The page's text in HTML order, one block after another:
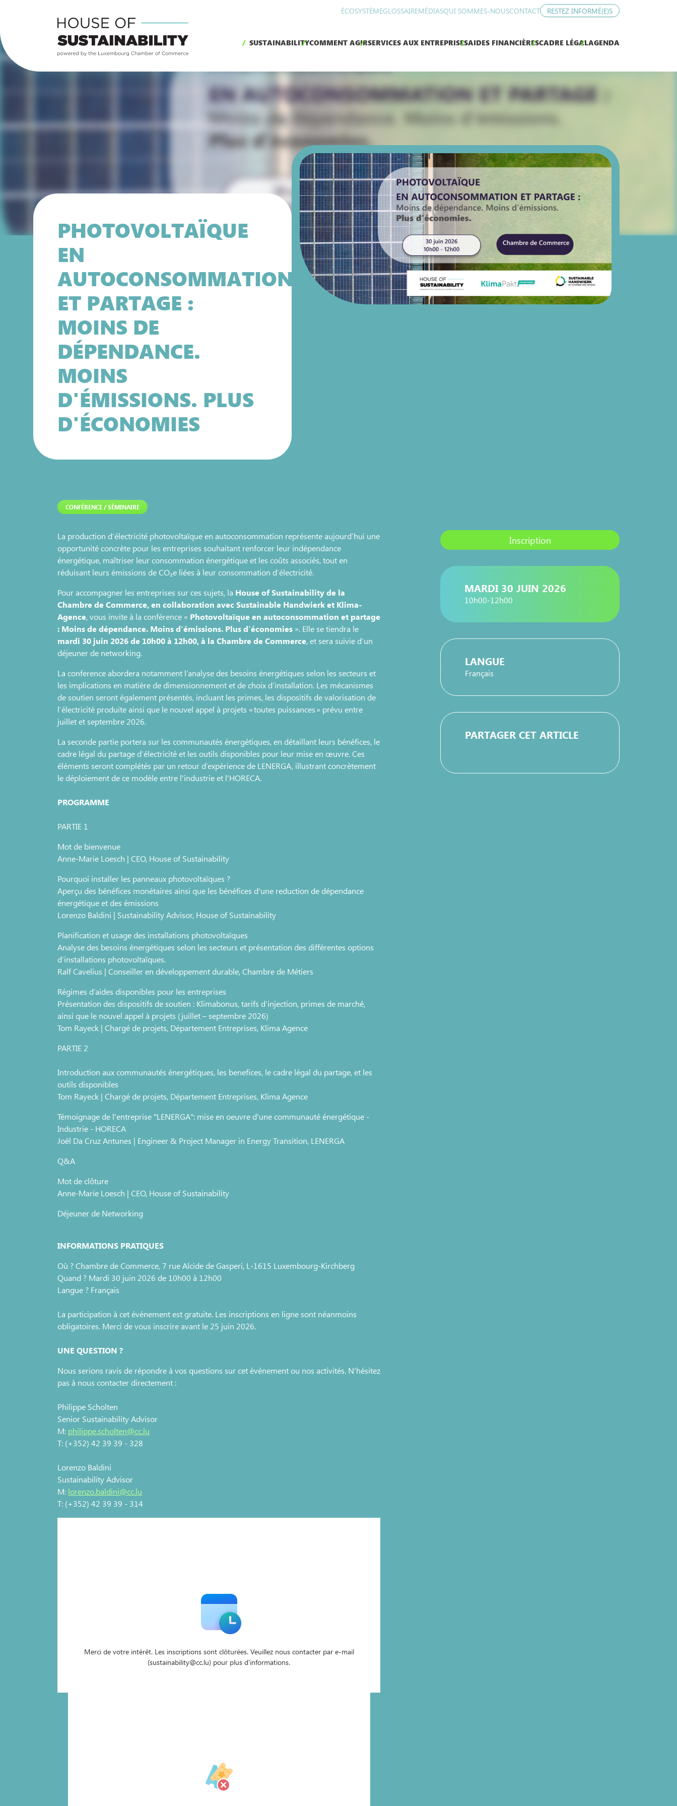
ÉCOSYSTÈMEGLOSSAIREMÉDIASQUI SOMMES-NOUSCONTACT RESTEZ INFORMÉ(E)S
SUSTAINABILITYCOMMENT AGIRSERVICES AUX ENTREPRISESAIDES FINANCIÈRESCADRE LÉGALAGENDA
PHOTOVOLTAÏQUE
EN
AUTOCONSOMMATION
ET PARTAGE :
MOINS DE
DÉPENDANCE.
MOINS
D'ÉMISSIONS. PLUS
D'ÉCONOMIES
CONFÉRENCE / SÉMINAIRE
La production d’électricité photovoltaïque en autoconsommation représente aujourd’hui une
opportunité concrète pour les entreprises souhaitant renforcer leur indépendance
énergétique, maîtriser leur consommation énergétique et les coûts associés, tout en
réduisant leurs émissions de CO₂e liées à leur consommation d’électricité.
Pour accompagner les entreprises sur ces sujets, la House of Sustainability de la
Chambre de Commerce, en collaboration avec Sustainable Handwierk et Klima-
Agence, vous invite à la conférence « Photovoltaïque en autoconsommation et partage
: Moins de dépendance. Moins d'émissions. Plus d'économies ». Elle se tiendra le
mardi 30 juin 2026 de 10h00 à 12h00, à la Chambre de Commerce, et sera suivie d’un
déjeuner de networking.
La conference abordera notamment l’analyse des besoins énergétiques selon les secteurs et
les implications en matière de dimensionnement et de choix d’installation. Les mécanismes
de soutien seront également présentés, incluant les primes, les dispositifs de valorisation de
l’électricité produite ainsi que le nouvel appel à projets « toutes puissances » prévu entre
juillet et septembre 2026.
La seconde partie portera sur les communautés énergétiques, en détaillant leurs bénéfices, le
cadre légal du partage d’électricité et les outils disponibles pour leur mise en œuvre. Ces
éléments seront complétés par un retour d’expérience de LENERGA, illustrant concrètement
le déploiement de ce modèle entre l'industrie et l'HORECA.
PROGRAMME
PARTIE 1
Mot de bienvenue
Anne-Marie Loesch | CEO, House of Sustainability
Pourquoi installer les panneaux photovoltaïques ?
Aperçu des bénéfices monétaires ainsi que les bénéfices d'une reduction de dépendance
énergétique et des émissions
Lorenzo Baldini | Sustainability Advisor, House of Sustainability
Planification et usage des installations photovoltaïques
Analyse des besoins énergétiques selon les secteurs et présentation des différentes options
d’installations photovoltaïques.
Ralf Cavelius | Conseiller en développement durable, Chambre de Métiers
Régimes d’aides disponibles pour les entreprises
Présentation des dispositifs de soutien : Klimabonus, tarifs d’injection, primes de marché,
ainsi que le nouvel appel à projets (juillet – septembre 2026)
Tom Rayeck | Chargé de projets, Département Entreprises, Klima Agence
PARTIE 2
Introduction aux communautés énergétiques, les benefices, le cadre légal du partage, et les
outils disponibles
Tom Rayeck | Chargé de projets, Département Entreprises, Klima Agence
Témoignage de l'entreprise "LENERGA": mise en oeuvre d'une communauté énergétique -
Industrie - HORECA
Joël Da Cruz Antunes | Engineer & Project Manager in Energy Transition, LENERGA
Q&A
Mot de clôture
Anne-Marie Loesch | CEO, House of Sustainability
Déjeuner de Networking
INFORMATIONS PRATIQUES
Où ? Chambre de Commerce, 7 rue Alcide de Gasperi, L-1615 Luxembourg-Kirchberg
Quand ? Mardi 30 juin 2026 de 10h00 à 12h00
Langue ? Français
La participation à cet événement est gratuite. Les inscriptions en ligne sont néanmoins
obligatoires. Merci de vous inscrire avant le 25 juin 2026.
UNE QUESTION ?
Nous serions ravis de répondre à vos questions sur cet événement ou nos activités. N'hésitez
pas à nous contacter directement :
Philippe Scholten
Senior Sustainability Advisor
M: ​philippe.scholten@cc.lu
​T: (+352) 42 39 39 - 328
Lorenzo Baldini
Sustainability Advisor
M: ​lorenzo.baldini@cc.lu​
T: (+352) 42 39 39 - 314
Merci de votre intérêt. Les inscriptions sont clôturées. Veuillez nous contacter par e-mail
(sustainability@cc.lu) pour plus d'informations.
Inscription
MARDI 30 JUIN 2026
10h00-12h00
LANGUE
Français
PARTAGER CET ARTICLE